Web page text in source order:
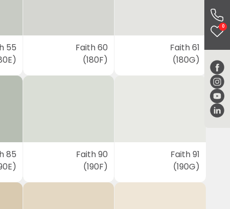
0
55
Faith 60
(180F)
Faith 61
(180G)
85
Faith 90
(190F)
Faith 91
(190G)